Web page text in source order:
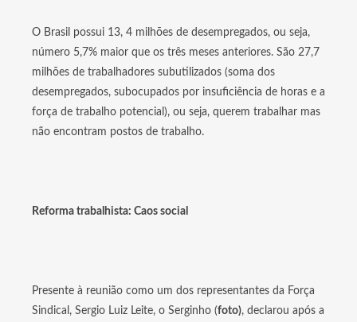
O Brasil possui 13, 4 milhões de desempregados, ou seja,
número 5,7% maior que os três meses anteriores. São 27,7
milhões de trabalhadores subutilizados (soma dos
desempregados, subocupados por insuficiência de horas e a
força de trabalho potencial), ou seja, querem trabalhar mas
não encontram postos de trabalho.
Reforma trabalhista: Caos social
Presente à reunião como um dos representantes da Força
Sindical, Sergio Luiz Leite, o Serginho (foto), declarou após a